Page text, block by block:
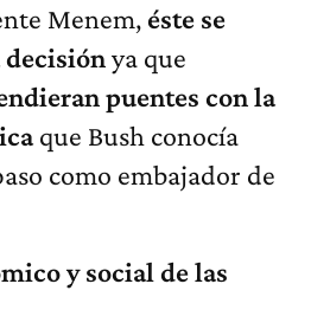
Menem, éste se
ya que
puentes con la
que Bush conocía
como embajador de
y social de las